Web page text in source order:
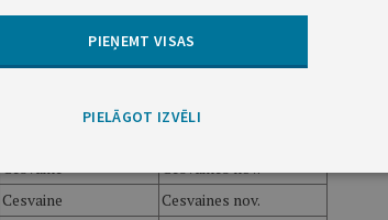
Cesvaine
Cesvaines nov.
Burtnieku nov.
Cesvaine
Cesvaines nov.
Cesvaine
Cesvaines nov.
PIEŅEMT VISAS
PIELĀGOT IZVĒLI